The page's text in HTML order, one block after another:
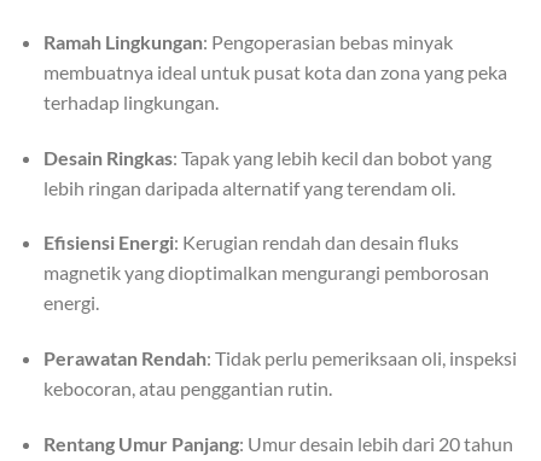
Ramah Lingkungan: Pengoperasian bebas minyak
membuatnya ideal untuk pusat kota dan zona yang peka
terhadap lingkungan.
Desain Ringkas: Tapak yang lebih kecil dan bobot yang
lebih ringan daripada alternatif yang terendam oli.
Efisiensi Energi: Kerugian rendah dan desain fluks
magnetik yang dioptimalkan mengurangi pemborosan
energi.
Perawatan Rendah: Tidak perlu pemeriksaan oli, inspeksi
kebocoran, atau penggantian rutin.
Rentang Umur Panjang: Umur desain lebih dari 20 tahun